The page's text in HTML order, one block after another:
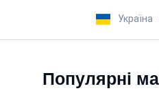
Популярні